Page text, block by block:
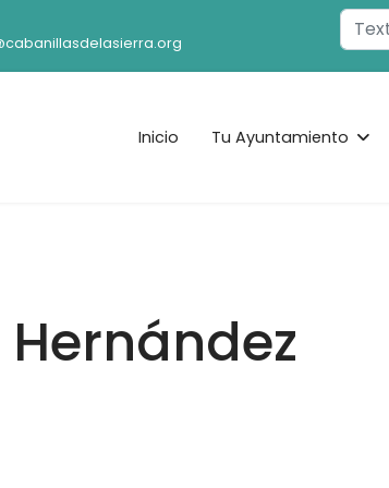
Buscar
Inicio Tu Ayuntamiento